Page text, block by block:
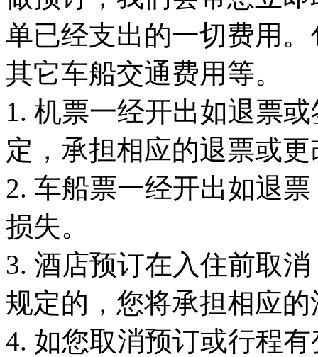
单已经支出的一切费用
其它车船交通费用等。
1. 机票一经开出如退票
定，承担相应的退票或
2. 车船票一经开出如退
损失。
3. 酒店预订在入住前取
规定的，您将承担相应
4. 如您取消预订或行程